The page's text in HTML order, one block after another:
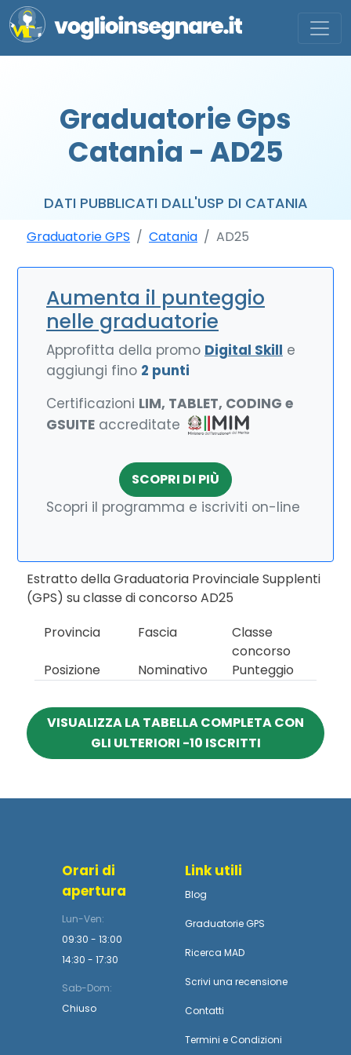
Graduatorie Gps
Catania - AD25
DATI PUBBLICATI DALL'USP DI CATANIA
Graduatorie GPS Catania AD25
Aumenta il punteggio
nelle graduatorie
Approfitta della promo Digital Skill e
aggiungi fino 2 punti
Certificazioni LIM, TABLET, CODING e
GSUITE accreditate
SCOPRI DI PIÙ
Scopri il programma e iscriviti on-line
Estratto della Graduatoria Provinciale Supplenti
(GPS) su classe di concorso AD25
Provincia
Fascia
Classe
concorso
Posizione
Nominativo Punteggio
VISUALIZZA LA TABELLA COMPLETA CON
GLI ULTERIORI -10 ISCRITTI
Orari di
apertura
Lun-Ven:
09:30 - 13:00
14:30 - 17:30
Sab-Dom:
Chiuso
Link utili
Blog
Graduatorie GPS
Ricerca MAD
Scrivi una recensione
Contatti
Termini e Condizioni